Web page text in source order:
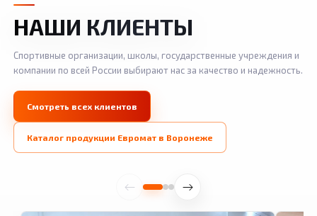
НАШИ КЛИЕНТЫ
Спортивные организации, школы, государственные учреждения и
компании по всей России выбирают нас за качество и надежность.
Смотреть всех клиентов
Каталог продукции Евромат в Воронеже